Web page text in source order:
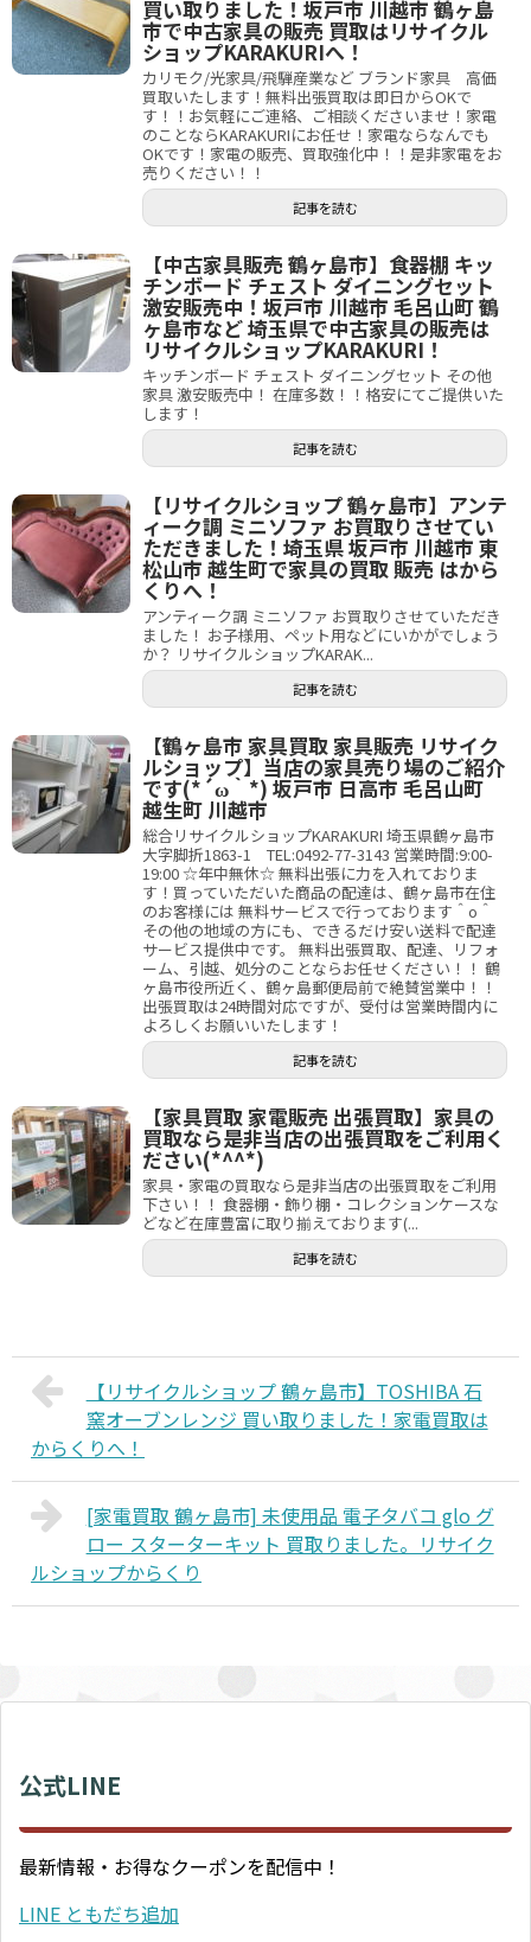
買い取りました！坂戸市 川越市 鶴ヶ島
市で中古家具の販売 買取はリサイクル
ショップKARAKURIへ！
カリモク/光家具/飛騨産業など ブランド家具 高価
買取いたします！無料出張買取は即日からOKで
す！！お気軽にご連絡、ご相談くださいませ！家電
のことならKARAKURIにお任せ！家電ならなんでも
OKです！家電の販売、買取強化中！！是非家電をお
売りください！！
記事を読む
【中古家具販売 鶴ヶ島市】食器棚 キッ
チンボード チェスト ダイニングセット
激安販売中！坂戸市 川越市 毛呂山町 鶴
ヶ島市など 埼玉県で中古家具の販売は
リサイクルショップKARAKURI！
キッチンボード チェスト ダイニングセット その他
家具 激安販売中！ 在庫多数！！格安にてご提供いた
します！
記事を読む
【リサイクルショップ 鶴ヶ島市】アンテ
ィーク調 ミニソファ お買取りさせてい
ただきました！埼玉県 坂戸市 川越市 東
松山市 越生町で家具の買取 販売 はから
くりへ！
アンティーク調 ミニソファ お買取りさせていただき
ました！ お子様用、ペット用などにいかがでしょう
か？ リサイクルショップKARAK...
記事を読む
【鶴ヶ島市 家具買取 家具販売 リサイク
ルショップ】当店の家具売り場のご紹介
です(*´ω｀*) 坂戸市 日高市 毛呂山町
越生町 川越市
総合リサイクルショップKARAKURI 埼玉県鶴ヶ島市
大字脚折1863-1 TEL:0492-77-3143 営業時間:9:00-
19:00 ☆年中無休☆ 無料出張に力を入れておりま
す！買っていただいた商品の配達は、鶴ヶ島市在住
のお客様には 無料サービスで行っております＾o＾
その他の地域の方にも、できるだけ安い送料で配達
サービス提供中です。 無料出張買取、配達、リフォ
ーム、引越、処分のことならお任せください！！ 鶴
ヶ島市役所近く、鶴ヶ島郵便局前で絶賛営業中！！
出張買取は24時間対応ですが、受付は営業時間内に
よろしくお願いいたします！
記事を読む
【家具買取 家電販売 出張買取】家具の
買取なら是非当店の出張買取をご利用く
ださい(*^^*)
家具・家電の買取なら是非当店の出張買取をご利用
下さい！！ 食器棚・飾り棚・コレクションケースな
どなど在庫豊富に取り揃えております(...
記事を読む
【リサイクルショップ 鶴ヶ島市】TOSHIBA 石
窯オーブンレンジ 買い取りました！家電買取は
からくりへ！
[家電買取 鶴ヶ島市] 未使用品 電子タバコ glo グ
ロー スターターキット 買取りました。リサイク
ルショップからくり
公式LINE
最新情報・お得なクーポンを配信中！
LINE ともだち追加